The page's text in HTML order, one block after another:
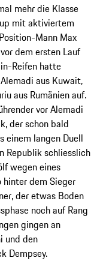
mehr die Klasse
mit aktiviertem
Mann Max
dem ersten Lauf
Reifen hatte
aus Kuwait,
aus Rumänien auf.
vor Alemadi
der schon bald
einem langen Duell
Republik schliesslich
wegen eines
hinter dem Sieger
der etwas Boden
noch auf Rang
gingen an
und den
Dempsey.